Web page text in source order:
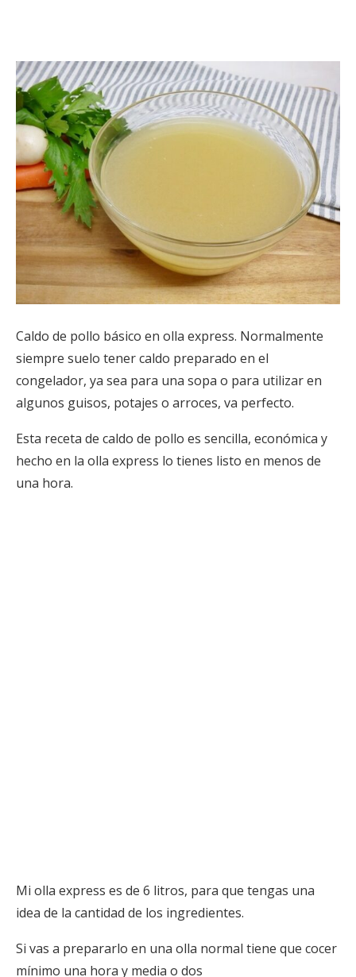
Caldo de pollo básico en olla express. Normalmente
siempre suelo tener caldo preparado en el
congelador, ya sea para una sopa o para utilizar en
algunos guisos, potajes o arroces, va perfecto.
Esta receta de caldo de pollo es sencilla, económica y
hecho en la olla express lo tienes listo en menos de
una hora.
Mi olla express es de 6 litros, para que tengas una
idea de la cantidad de los ingredientes.
Si vas a prepararlo en una olla normal tiene que cocer
mínimo una hora y media o dos